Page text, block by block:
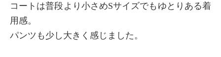
コートは普段より小さめSサイズでもゆとりある着
用感。
パンツも少し大きく感じました。